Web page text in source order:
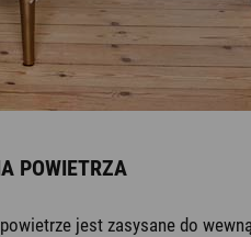
POWIETRZA
jest zasysane do